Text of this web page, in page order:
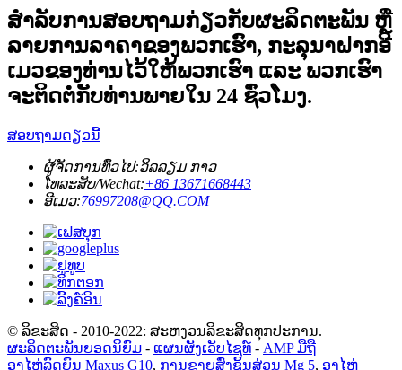
ສຳລັບການສອບຖາມກ່ຽວກັບຜະລິດຕະພັນ ຫຼື
ລາຍການລາຄາຂອງພວກເຮົາ, ກະລຸນາຝາກອີ
ເມວຂອງທ່ານໄວ້ໃຫ້ພວກເຮົາ ແລະ ພວກເຮົາ
ຈະຕິດຕໍ່ກັບທ່ານພາຍໃນ 24 ຊົ່ວໂມງ.
ສອບຖາມດຽວນີ້
ຜູ້ຈັດການທົ່ວໄປ:ວິລລຽມ ກາວ
ໂທລະສັບ/Wechat:+86 13671668443
ອີເມວ:76997208@QQ.COM
© ລິຂະສິດ - 2010-2022: ສະຫງວນລິຂະສິດທຸກປະການ.
ຜະລິດຕະພັນຍອດນິຍົມ - ແຜນຜັງເວັບໄຊທ໌ - AMP ມືຖື
ອາໄຫຼ່ລົດຍົນ Maxus G10, ການຂາຍສົ່ງຊິ້ນສ່ວນ Mg 5, ອາໄຫຼ່